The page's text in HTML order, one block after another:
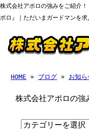
株式会社アポロの強みをご紹介
ポロ』｜ただいまガードマンを求
HOME » ブログ » お知ら
株式会社アポロの強